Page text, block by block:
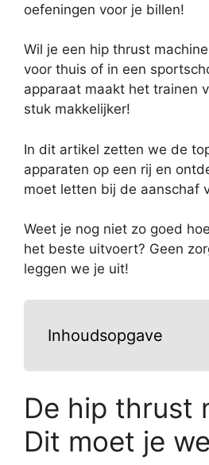
oefeningen voor je billen!
Wil je een hip thrust
voor thuis of in een
apparaat maakt het trainen
stuk makkelijker!
In dit artikel zetten we de
apparaten op een rij en
moet letten bij de aanschaf
Weet je nog niet zo goed
het beste uitvoert? Geen
leggen we je uit!
Inhoudsopgave
De hip thrust
Dit moet je